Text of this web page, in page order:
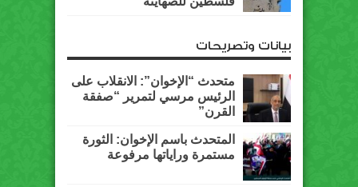
بيانات وتصريحات
متحدث “الإخوان”: الانقلاب على
الرئيس مرسي لتمرير “صفقة
القرن”
المتحدث باسم الإخوان: الثورة
مستمرة وراياتها مرفوعة